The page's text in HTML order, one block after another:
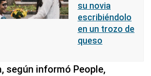
su novia
escribiéndolo
en un trozo de
queso
según informó People,